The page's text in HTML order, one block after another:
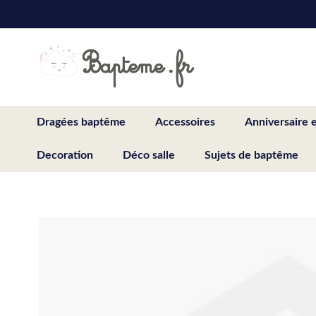
to
Dragées baptême Accessoires Anniversaire
Decoration Déco salle Sujets de baptême